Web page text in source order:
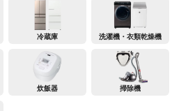
冷蔵庫 洗濯機・衣類乾燥機
炊飯器 掃除機